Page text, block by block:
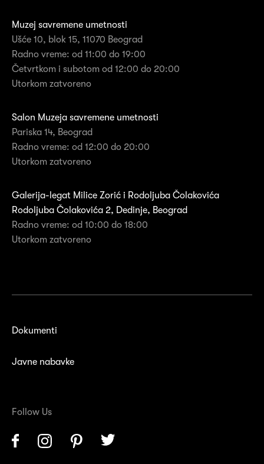
Muzej savremene umetnosti
Ušće 10, blok 15, 11070 Beograd
Radno vreme: od 11:00 do 19:00
Četvrtkom i subotom od 12:00 do 20:00
Utorkom zatvoreno
Salon Muzeja savremene umetnosti
Pariska 14, Beograd
Radno vreme: od 12:00 do 20:00
Utorkom zatvoreno
Galerija-legat Milice Zorić i Rodoljuba Čolakovića
Rodoljuba Čolakovića 2, Dedinje, Beograd
Radno vreme: od 10:00 do 18:00
Utorkom zatvoreno
Dokumenti
Javne nabavke
Follow Us
Facebook InstagramPinterest